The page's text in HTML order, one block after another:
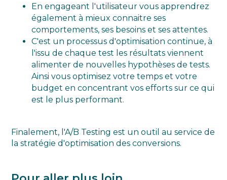
En engageant l'utilisateur vous apprendrez
également à mieux connaitre ses
comportements, ses besoins et ses attentes.
C'est un processus d'optimisation continue, à
l'issu de chaque test les résultats viennent
alimenter de nouvelles hypothèses de tests.
Ainsi vous optimisez votre temps et votre
budget en concentrant vos efforts sur ce qui
est le plus performant.
Finalement, l'A/B Testing est un outil au service de
la stratégie d'optimisation des conversions.